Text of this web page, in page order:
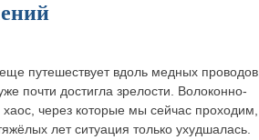
путешествует вдоль медных проводов,
почти достигла зрелости. Волоконно-
через которые мы сейчас проходим,
лет ситуация только ухудшалась.